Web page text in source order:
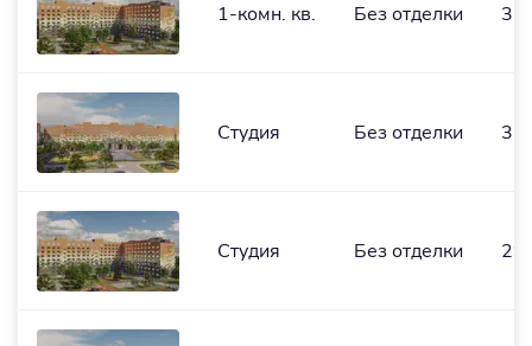
1-комн. кв. Без отделки
Студия Без отделки
Студия Без отделки